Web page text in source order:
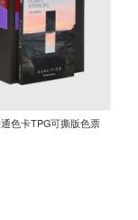
色卡TPG可撕版色票